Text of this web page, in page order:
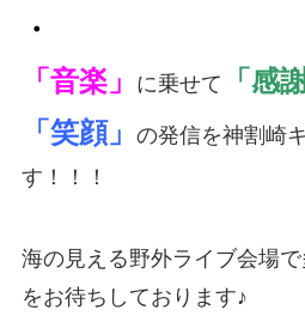
・
「音楽」
に乗せて 「感
「笑顔」
の発信を神割崎
す！！！
海の見える野外ライブ会場
をお待ちしております♪